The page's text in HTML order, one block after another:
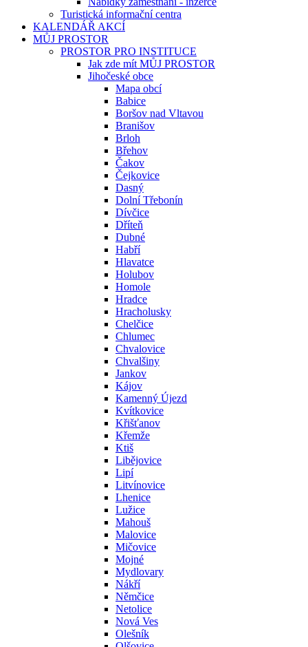
Turistická informační centra
KALENDÁŘ AKCÍ
MŮJ PROSTOR
PROSTOR PRO INSTITUCE
Jak zde mít MŮJ PROSTOR
Jihočeské obce
Mapa obcí
Babice
Boršov nad Vltavou
Branišov
Brloh
Břehov
Čakov
Čejkovice
Dasný
Dolní Třebonín
Dívčice
Dříteň
Dubné
Habří
Hlavatce
Holubov
Homole
Hradce
Hracholusky
Chelčice
Chlumec
Chvalovice
Chvalšiny
Jankov
Kájov
Kamenný Újezd
Kvítkovice
Křišťanov
Křemže
Ktiš
Libějovice
Lipí
Litvínovice
Lhenice
Lužice
Mahouš
Malovice
Mičovice
Mojné
Mydlovary
Nákří
Němčice
Netolice
Nová Ves
Olešník